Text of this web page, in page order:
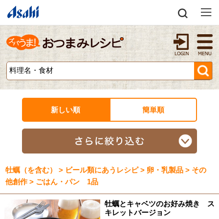
新しい順 簡単順
牡蠣（を含む） > ビール類にあうレシピ > 卵・乳製品 > その
他創作 > ごはん・パン 1品
牡蠣とキャベツのお好み焼き ス
キレットバージョン